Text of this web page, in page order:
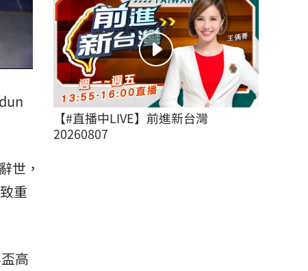
世，
重
高
【#直播中LIVE】前進新台灣
20260807